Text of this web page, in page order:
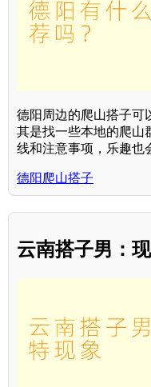
德阳周边的爬山搭子可
其是找一些本地的爬山
线和注意事项，乐趣也
德阳爬山搭子
云南搭子男：